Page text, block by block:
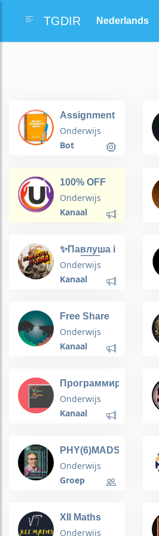
TGDIR
Assignment
Writer Bot
Onderwijs
Bot
100% OFF
Paid
Courses
Onderwijs
Kanaal
✨Павлуша і
Ява 🇺🇦
Onderwijs
Kanaal
Free Share
Market Tips
Onderwijs
Kanaal
Программирование:
обучение
Onderwijs
Kanaal
PHY(6)MADS-
Entrance
preparation
Onderwijs
Groep
XII Maths
Doubt Group
Onderwijs